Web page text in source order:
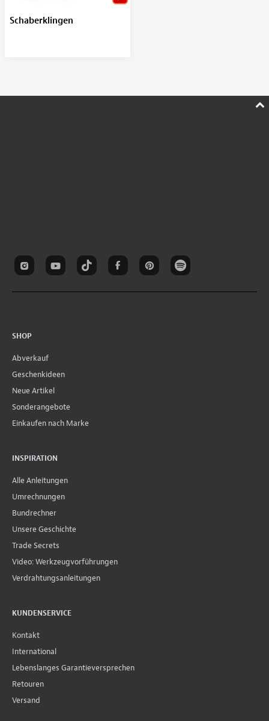
Schaberklingen
SHOP
Abverkauf
Geschenkideen
Neue Artikel
Sonderangebote
Einkaufen nach Marke
INSPIRATION
Alle Anleitungen
Umrechnungen
Bundrechner
Unsere Geschichte
Trade Secrets
Video: Werkzeugvorführungen
Verdrahtungsanleitungen
KUNDENSERVICE
Kontakt
International
Lebenslanges Garantieversprechen
Retouren
Versand